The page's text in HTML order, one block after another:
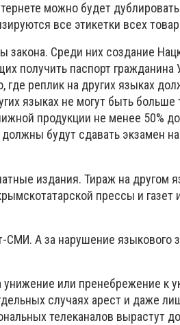
можно будет
все этикетки всех
закона. Среди них создание
получить паспорт гражданина
где реплик на других языках
языках не могут быть больше
продукции не менее 50%
будут сдавать экзамен
издания. Тираж на другом
прессы и газет
СМИ. А за нарушение языкового
унижение или пренебрежение к
случаях арест и даже
телеканалов вырастут